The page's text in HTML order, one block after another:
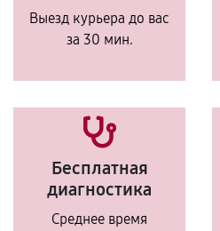
Выезд курьера до вас
за 30 мин.
Бесплатная
диагностика
Среднее время